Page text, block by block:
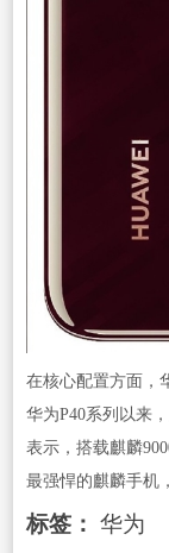
在核心配置方面，
华为P40系列以来
表示，搭载麒麟
最强悍的麒麟手机
标签： 华为